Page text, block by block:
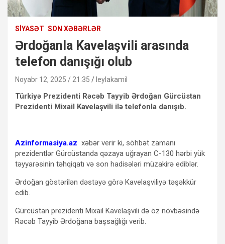
SIYASƏT SON XƏBƏRLƏR
Ərdoğanla Kavelaşvili arasında
telefon danışığı olub
Noyabr 12, 2025 / 21:35 leylakamil
Türkiyə Prezidenti Rəcəb Tayyib Ərdoğan Gürcüstan
Prezidenti Mixail Kavelaşvili ilə telefonla danışıb.
Azinformasiya.az xəbər verir ki, söhbət zamanı
prezidentlər Gürcüstanda qəzaya uğrayan C-130 hərbi yük
təyyarəsinin təhqiqatı və son hadisələri müzakirə ediblər.
Ərdoğan göstərilən dəstəyə görə Kavelaşviliyə təşəkkür
edib.
Gürcüstan prezidenti Mixail Kavelaşvili də öz növbəsində
Rəcəb Tayyib Ərdoğana başsağlığı verib.